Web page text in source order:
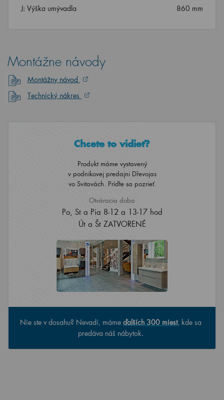
J: Výška umývadla 860 mm
Montážne návody
Montážny návod
Technický nákres
Chcete to vidieť?
Produkt máme vystavený
v podnikovej predajni Dřevojas
vo Svitavách. Príďte sa pozrieť.
Otváracia doba
Po, St a Pia 8-12 a 13-17 hod
Út a Št ZATVORENÉ
Nie ste v dosahu? Nevadí, máme ďalších 300 miest, kde sa
predáva náš nábytok.